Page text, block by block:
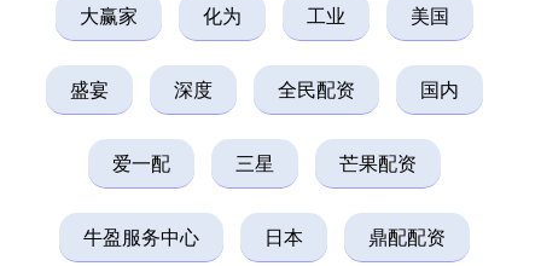
大赢家 化为 工业 美国
盛宴 深度 全民配资 国内
爱一配 三星 芒果配资
牛盈服务中心 日本 鼎配配资